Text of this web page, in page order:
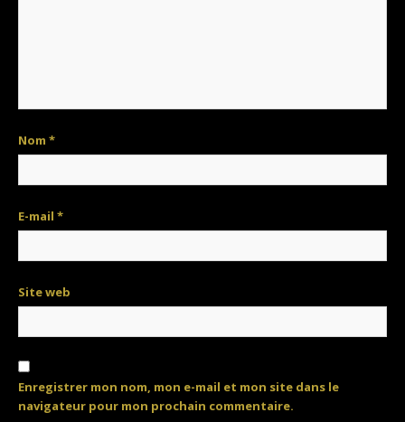
Nom *
E-mail *
Site web
Enregistrer mon nom, mon e-mail et mon site dans le
navigateur pour mon prochain commentaire.